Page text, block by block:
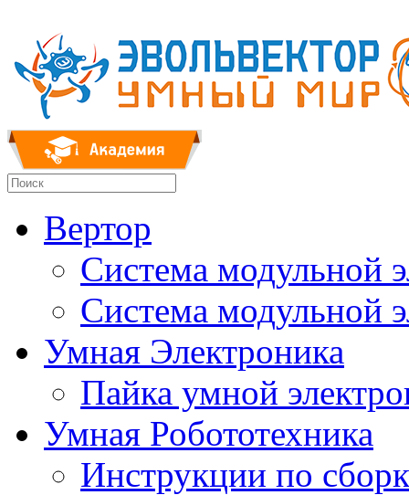
Вертор
Система модульной
Система модульной
Умная Электроника
Пайка умной
Умная Робототехника
Инструкции по